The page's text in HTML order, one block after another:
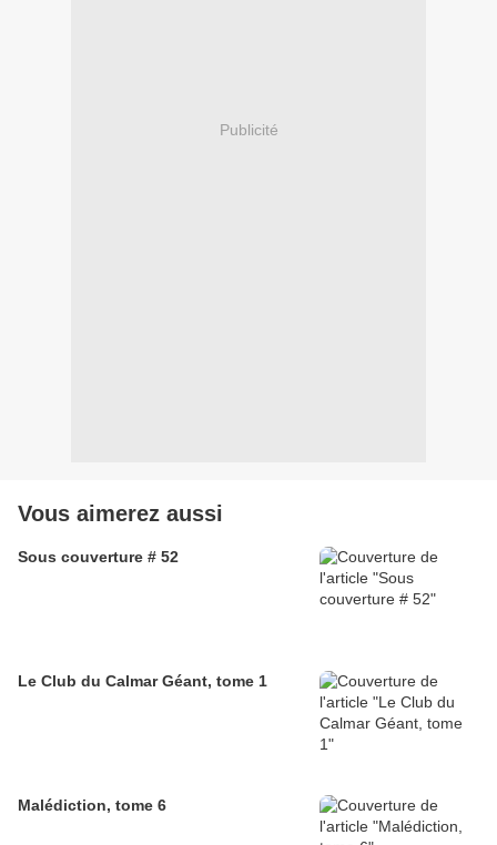
Publicité
Vous aimerez aussi
Sous couverture # 52
Le Club du Calmar Géant, tome 1
Malédiction, tome 6